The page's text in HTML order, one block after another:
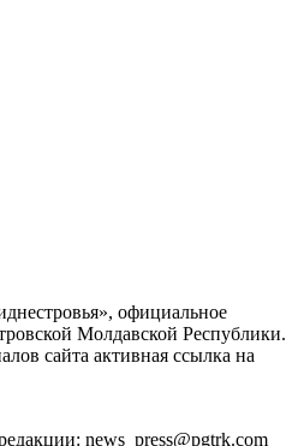
официальное
Молдавской Республики.
сайта активная ссылка на
news_press@pgtrk.com